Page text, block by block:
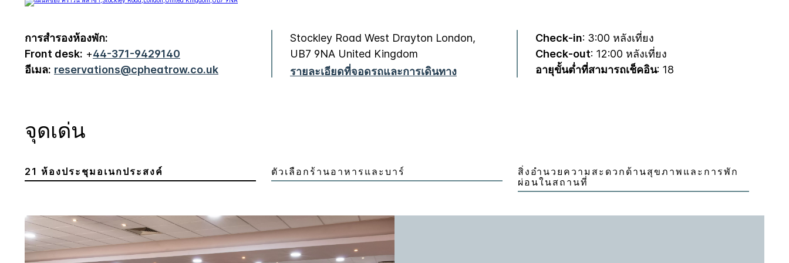
การสำรองห้องพัก:
Front desk: +44-371-9429140
อีเมล: reservations@cpheatrow.co.uk
Stockley Road West Drayton London,
UB7 9NA United Kingdom
รายละเอียดที่จอดรถและการเดินทาง
Check-in: 3:00 หลังเที่ยง
Check-out: 12:00 หลังเที่ยง
อายุขั้นต่ำที่สามารถเช็คอิน: 18
จุดเด่น
21 ห้องประชุมอเนกประสงค์ ตัวเลือกร้านอาหารและบาร์
สิ่งอำนวยความสะดวกด้านสุขภาพและการพัก
ผ่อนในสถานที่